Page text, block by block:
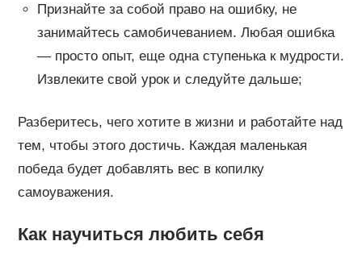
Признайте за собой право на ошибку, не
занимайтесь самобичеванием. Любая ошибка
— просто опыт, еще одна ступенька к мудрости.
Извлеките свой урок и следуйте дальше;
Разберитесь, чего хотите в жизни и работайте над
тем, чтобы этого достичь. Каждая маленькая
победа будет добавлять вес в копилку
самоуважения.
Как научиться любить себя